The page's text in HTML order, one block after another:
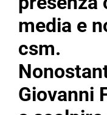
media e
csm.
Giovanni